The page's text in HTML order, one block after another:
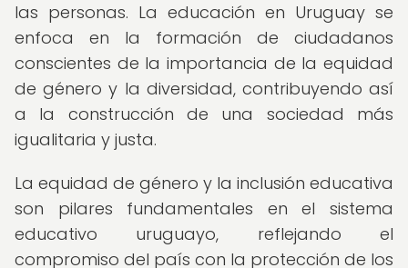
las personas. La educación en Uruguay se
enfoca en la formación de ciudadanos
conscientes de la importancia de la equidad
de género y la diversidad, contribuyendo así
a la construcción de una sociedad más
igualitaria y justa.
La equidad de género y la inclusión educativa
son pilares fundamentales en el sistema
educativo uruguayo, reflejando el
compromiso del país con la protección de los